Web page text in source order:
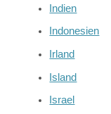
Indien
Indonesien
Irland
Island
Israel